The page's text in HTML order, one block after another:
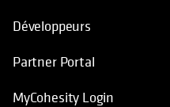
Développeurs
Partner Portal
MyCohesity Login